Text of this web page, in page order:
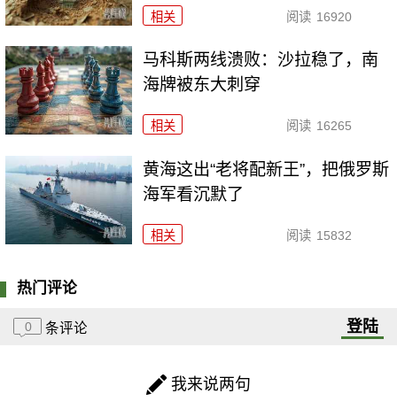
相关 阅读 16920
马科斯两线溃败：沙拉稳了，南
海牌被东大刺穿
相关 阅读 16265
黄海这出“老将配新王”，把俄罗斯
海军看沉默了
相关 阅读 15832
热门评论
0 条评论 登陆
我来说两句